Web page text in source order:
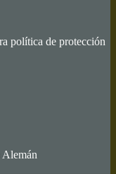
política de protección